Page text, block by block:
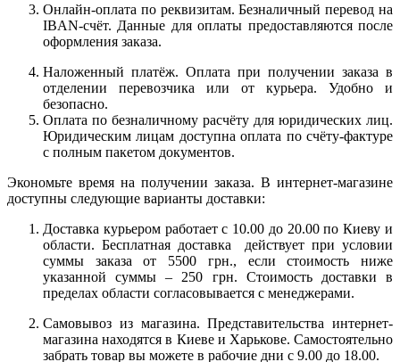
Онлайн-оплата по реквизитам. Безналичный перевод на
IBAN-счёт. Данные для оплаты предоставляются после
оформления заказа.
Наложенный платёж. Оплата при получении заказа в
отделении перевозчика или от курьера. Удобно и
безопасно.
Оплата по безналичному расчёту для юридических лиц.
Юридическим лицам доступна оплата по счёту-фактуре
с полным пакетом документов.
Экономьте время на получении заказа. В интернет-магазине
доступны следующие варианты доставки:
Доставка курьером работает с 10.00 до 20.00 по Киеву и
области. Бесплатная доставка действует при условии
суммы заказа от 5500 грн., если стоимость ниже
указанной суммы – 250 грн. Стоимость доставки в
пределах области согласовывается с менеджерами.
Самовывоз из магазина. Представительства интернет-
магазина находятся в Киеве и Харькове. Самостоятельно
забрать товар вы можете в рабочие дни с 9.00 до 18.00.